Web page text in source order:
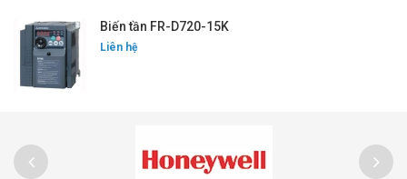
Biến tần FR-D720-15K
Liên hệ